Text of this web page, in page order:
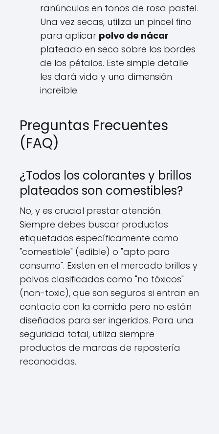
ranúnculos en tonos de rosa pastel.
Una vez secas, utiliza un pincel fino
para aplicar polvo de nácar
plateado en seco sobre los bordes
de los pétalos. Este simple detalle
les dará vida y una dimensión
increíble.
Preguntas Frecuentes
(FAQ)
¿Todos los colorantes y brillos
plateados son comestibles?
No, y es crucial prestar atención.
Siempre debes buscar productos
etiquetados específicamente como
"comestible" (edible) o "apto para
consumo". Existen en el mercado brillos y
polvos clasificados como "no tóxicos"
(non-toxic), que son seguros si entran en
contacto con la comida pero no están
diseñados para ser ingeridos. Para una
seguridad total, utiliza siempre
productos de marcas de repostería
reconocidas.